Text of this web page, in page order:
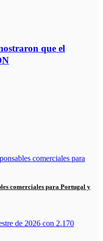
que el
comerciales para Portugal y